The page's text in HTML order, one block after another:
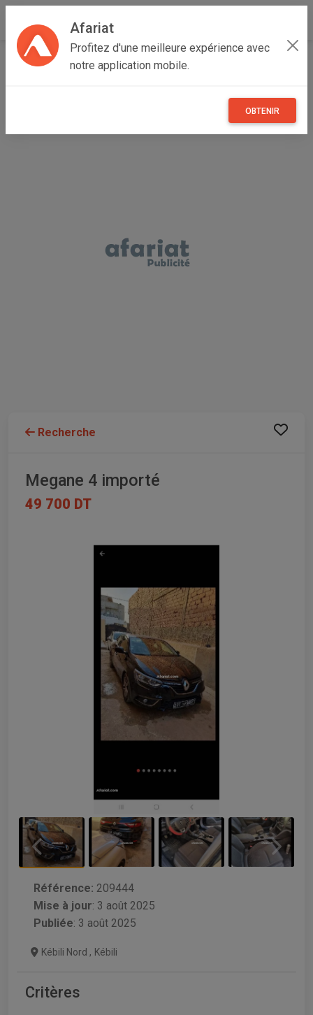
Afariat
Profitez d'une meilleure expérience avec
notre application mobile.
OBTENIR
Accueil Véhicules Oasis - Sahara
Recherche
Megane 4 importé
49 700 DT
Référence: 209444
Mise à jour: 3 août 2025
Publiée: 3 août 2025
Kébili Nord , Kébili
Critères